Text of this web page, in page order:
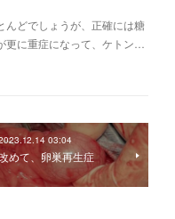
んどでしょうが、正確には糖
に重症になって、ケトン…
03:04
めて、卵巣再生症